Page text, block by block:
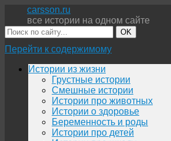
carsson.ru
все истории на одном сайте
OK
Перейти к содержимому
Истории из жизни
Грустные истории
Смешные истории
Истории про животных
Истории о здоровье
Беременность и роды
Истории про детей